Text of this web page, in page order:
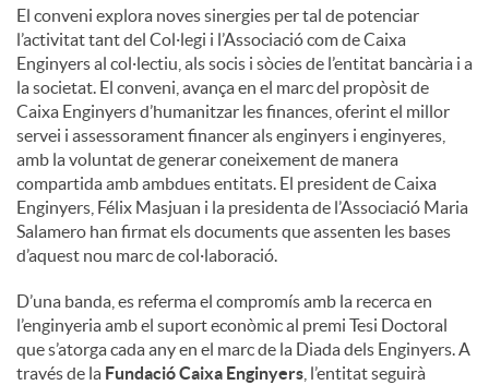
El conveni explora noves sinergies per tal de potenciar
l’activitat tant del Col·legi i l’Associació com de Caixa
Enginyers al col·lectiu, als socis i sòcies de l’entitat bancària i a
la societat. El conveni, avança en el marc del propòsit de
Caixa Enginyers d’humanitzar les finances, oferint el millor
servei i assessorament financer als enginyers i enginyeres,
amb la voluntat de generar coneixement de manera
compartida amb ambdues entitats. El president de Caixa
Enginyers, Félix Masjuan i la presidenta de l’Associació Maria
Salamero han firmat els documents que assenten les bases
d’aquest nou marc de col·laboració.
D’una banda, es referma el compromís amb la recerca en
l’enginyeria amb el suport econòmic al premi Tesi Doctoral
que s’atorga cada any en el marc de la Diada dels Enginyers. A
través de la Fundació Caixa Enginyers , l’entitat seguirà